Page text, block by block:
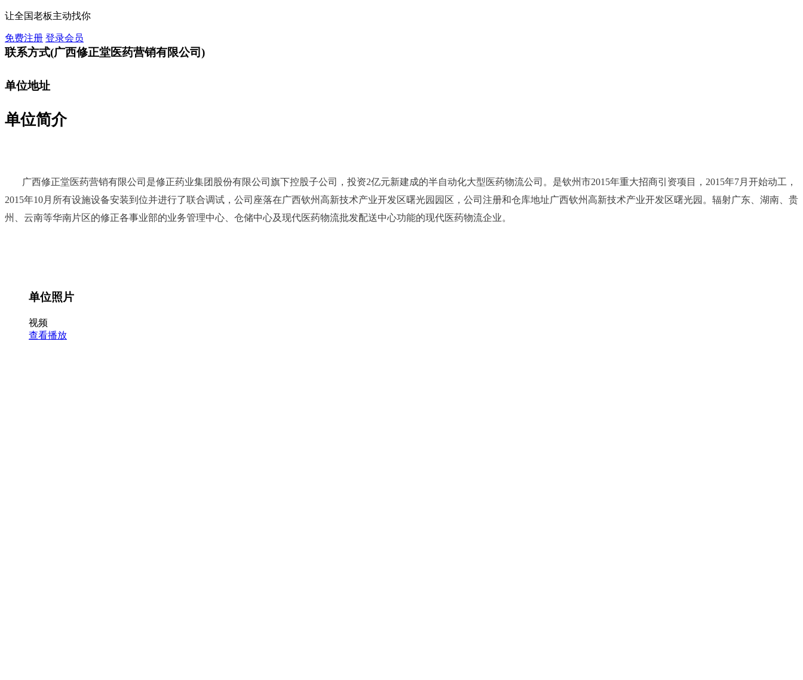
让全国老板主动找你
免费注册 登录会员
联系方式(广西修正堂医药营销有限公司)
单位地址
单位简介
广西修正堂医药营销有限公司是修正药业集团股份有限公司旗下控股子公司，投资2亿元新建成的半自动化大型医药物流公司。是钦州市2015年重大招商引资项目，2015年7月开始动工，
2015年10月所有设施设备安装到位并进行了联合调试，公司座落在广西钦州高新技术产业开发区曙光园园区，公司注册和仓库地址广西钦州高新技术产业开发区曙光园。辐射广东、湖南、贵
州、云南等华南片区的修正各事业部的业务管理中心、仓储中心及现代医药物流批发配送中心功能的现代医药物流企业。
单位照片
视频
查看播放